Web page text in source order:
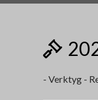
- Verktyg -